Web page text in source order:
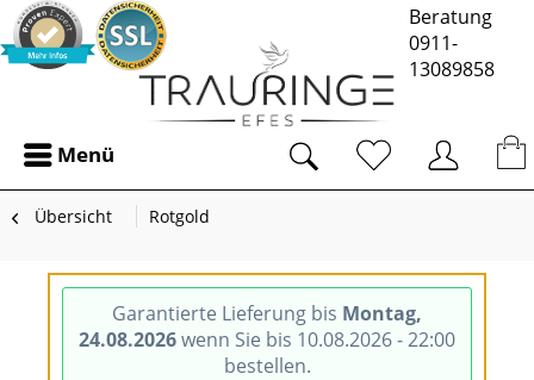
Beratung
0911-
13089858
Menü
Übersicht Rotgold
Garantierte Lieferung bis Montag,
24.08.2026wenn Sie bis 10.08.2026 - 22:00
bestellen.